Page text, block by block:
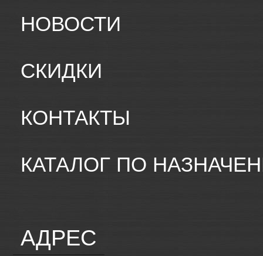
НОВОСТИ
СКИДКИ
КОНТАКТЫ
КАТАЛОГ ПО
АДРЕС